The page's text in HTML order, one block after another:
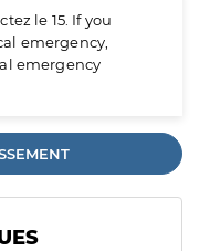
le 15. If you
emergency,
emergency